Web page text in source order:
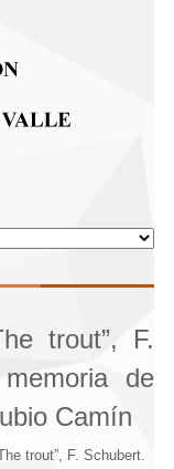
trout”, F.
de
Camín
trout”, F. Schubert.